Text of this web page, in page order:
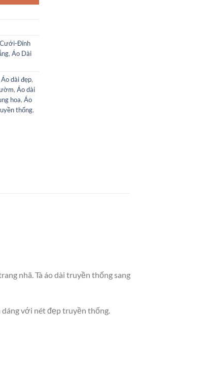
Đính
, Áo Dài
Áo dài đẹp,
, Áo dài
hoa, Áo
thống,
nhã. Tà áo dài truyền thống sang
dáng với nét đẹp truyền thống.